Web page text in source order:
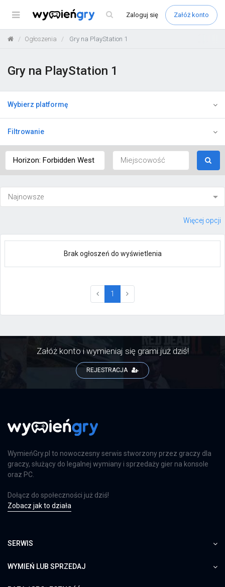
Menu Zaloguj się Załóż konto
Ogłoszenia Gry na PlayStation 1
Gry na PlayStation 1
Wybierz platformę
Filtrowanie
Więcej opcji
Brak ogłoszeń do wyświetlenia
1 (current)
Załóż konto i wymieniaj się grami już dziś!
REJESTRACJA
WymieńGry.pl to nowoczesny serwis stworzony przez graczy dla
graczy, służący do legalnej wymiany i sprzedaży gier na konsole
oraz PC.
Dołącz do społeczności już dziś!
Zobacz jak to działa
SERWIS
WYMIEŃ LUB SPRZEDAJ